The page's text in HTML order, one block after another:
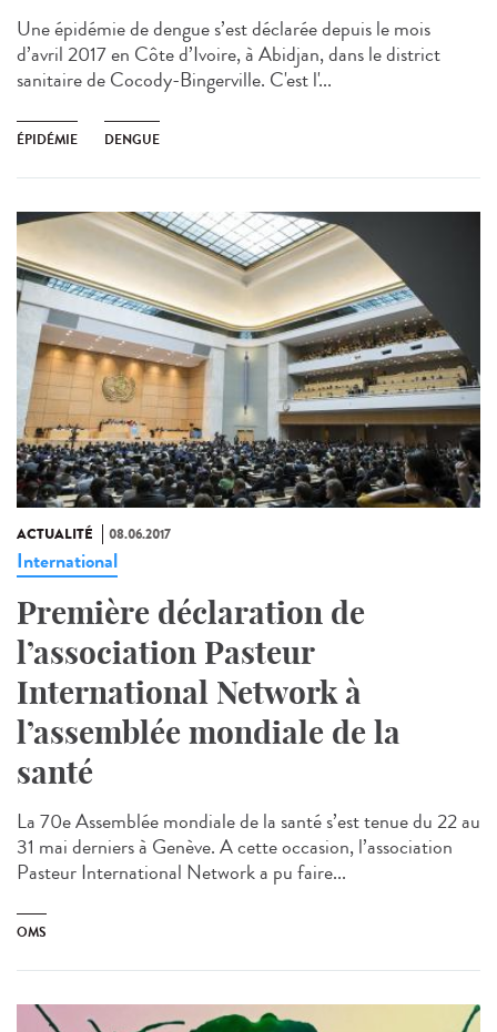
Une épidémie de dengue s’est déclarée depuis le mois
d’avril 2017 en Côte d’Ivoire, à Abidjan, dans le district
sanitaire de Cocody-Bingerville. C'est l'...
ÉPIDÉMIE DENGUE
ACTUALITÉ 08.06.2017
International
Première déclaration de
l’association Pasteur
International Network à
l’assemblée mondiale de la
santé
La 70e Assemblée mondiale de la santé s’est tenue du 22 au
31 mai derniers à Genève. A cette occasion, l’association
Pasteur International Network a pu faire...
OMS